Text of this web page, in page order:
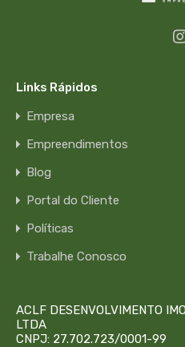
Links Rápidos
Empresa
Empreendimentos
Blog
Portal do Cliente
Políticas
Trabalhe Conosco
ACLF DESENVOLVIMENTO
LTDA
CNPJ: 27.702.723/0001-99